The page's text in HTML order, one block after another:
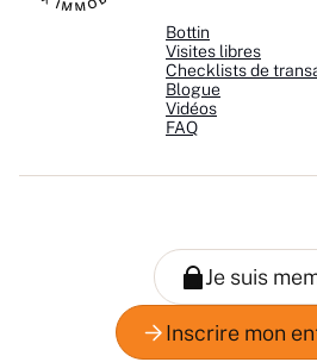
Bottin
Visites libres
Checklists de
Blogue
Vidéos
FAQ